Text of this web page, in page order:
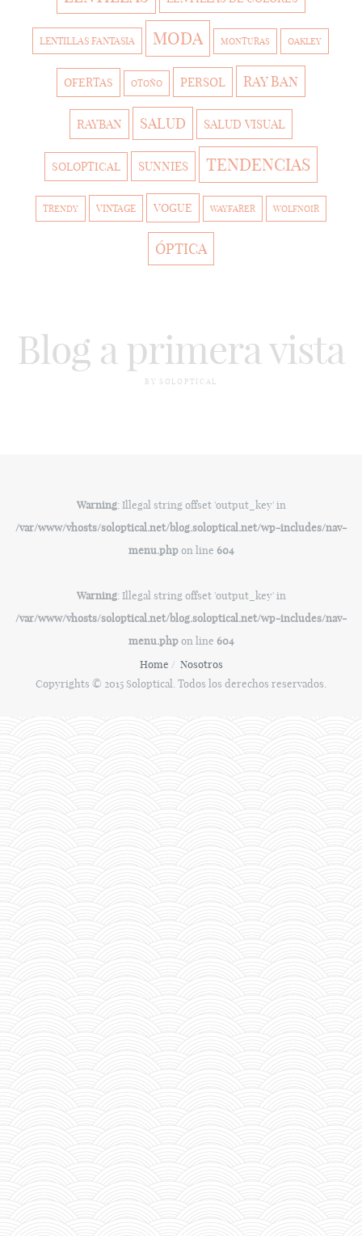
LENTILLAS FANTASIA MODA MONTURAS OAKLEY
OFERTAS OTOÑO PERSOL RAY BAN
RAYBAN SALUD SALUD VISUAL
SOLOPTICAL SUNNIES TENDENCIAS
TRENDY VINTAGE VOGUE WAYFARER WOLFNOIR
ÓPTICA
Blog a primera vista
BY SOLOPTICAL
Warning: Illegal string offset 'output_key' in
/var/www/vhosts/soloptical.net/blog.soloptical.net/wp-includes/nav-
menu.phpon line 604
Warning: Illegal string offset 'output_key' in
/var/www/vhosts/soloptical.net/blog.soloptical.net/wp-includes/nav-
menu.phpon line 604
Home
Nosotros
Copyrights © 2015 Soloptical. Todos los derechos reservados.